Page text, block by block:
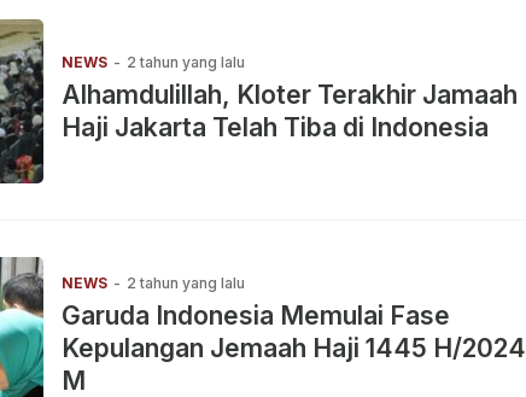
NEWS - 2 tahun yang lalu
Alhamdulillah, Kloter Terakhir Jamaah
Haji Jakarta Telah Tiba di Indonesia
NEWS - 2 tahun yang lalu
Garuda Indonesia Memulai Fase
Kepulangan Jemaah Haji 1445 H/2024
M